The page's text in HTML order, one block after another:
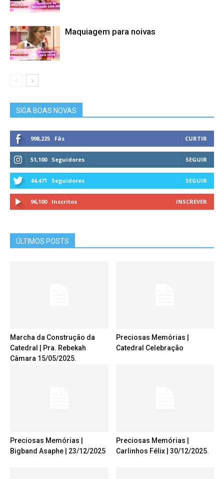
Maquiagem para noivas
SIGA BOAS NOVAS
998,225 Fãs CURTIR
51,100 Seguidores SEGUIR
44,471 Seguidores SEGUIR
96,100 Inscritos INSCREVER
ÚLTIMOS POSTS
Marcha da Construção da
Catedral | Pra. Rebekah
Câmara 15/05/2025.
Preciosas Memórias |
Catedral Celebração
Preciosas Memórias |
Bigband Asaphe | 23/12/2025
Preciosas Memórias |
Carlinhos Félix | 30/12/2025.